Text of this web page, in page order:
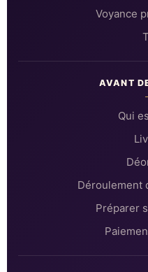
Voyance
AVANT
Qui
Déroulement
Préparer